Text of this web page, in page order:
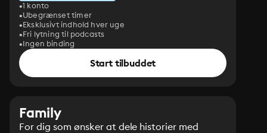
1 konto
Ubegrænset timer
Eksklusivt indhold hver uge
Fri lytning til podcasts
Ingen binding
Start tilbuddet
Family
For dig som ønsker at dele historier med